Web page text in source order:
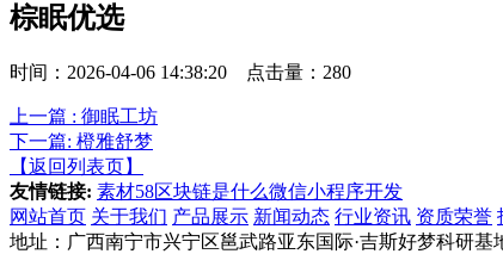
棕眠优选
时间：2026-04-06 14:38:20 点击量： 280
上一篇 : 御眠工坊
下一篇: 橙雅舒梦
【返回列表页】
友情链接: 素材58区块链是什么微信小程序开发
网站首页 关于我们 产品展示 新闻动态 行业资讯 资质荣誉
地址：广西南宁市兴宁区邕武路亚东国际·吉斯好梦科研